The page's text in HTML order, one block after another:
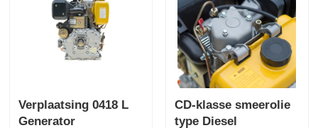
Verplaatsing 0418 L
Generator
CD-klasse smeerolie
type Diesel